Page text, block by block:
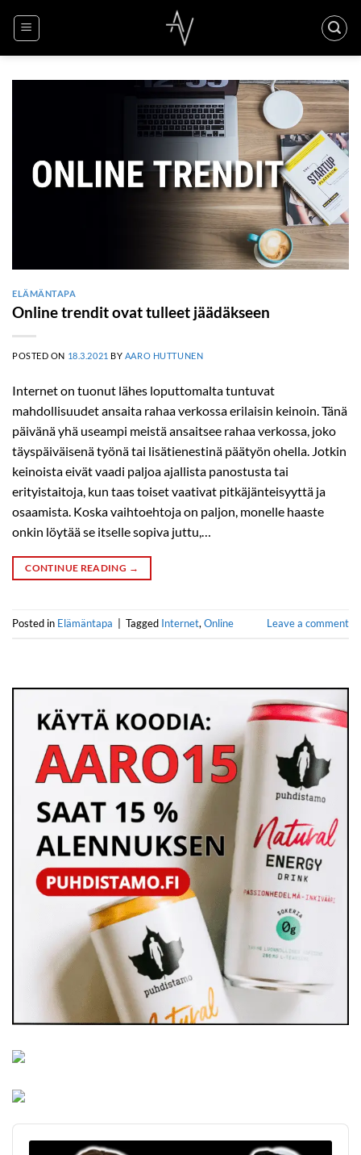
ELÄMÄNTAPA
Online trendit ovat tulleet jäädäkseen
POSTED ON 18.3.2021 BY AARO HUTTUNEN
Internet on tuonut lähes loputtomalta tuntuvat
mahdollisuudet ansaita rahaa verkossa erilaisin keinoin. Tänä
päivänä yhä useampi meistä ansaitsee rahaa verkossa, joko
täyspäiväisenä työnä tai lisätienestinä päätyön ohella. Jotkin
keinoista eivät vaadi paljoa ajallista panostusta tai
erityistaitoja, kun taas toiset vaativat pitkäjänteisyyttä ja
osaamista. Koska vaihtoehtoja on paljon, monelle haaste
onkin löytää se itselle sopiva juttu,…
CONTINUE READING →
Posted in Elämäntapa Tagged Internet, Online Leave a comment
Audio
Player